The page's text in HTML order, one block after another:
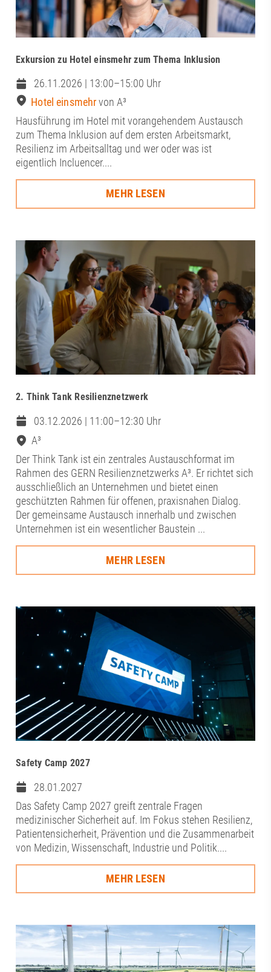
Exkursion zu Hotel einsmehr zum Thema Inklusion
26.11.2026 | 13:00–15:00 Uhr
Hotel einsmehrvon A³
Hausführung im Hotel mit vorangehendem Austausch
zum Thema Inklusion auf dem ersten Arbeitsmarkt,
Resilienz im Arbeitsalltag und wer oder was ist
eigentlich Incluencer....
MEHR LESEN
2. Think Tank Resilienznetzwerk
03.12.2026 | 11:00–12:30 Uhr
A³
Der Think Tank ist ein zentrales Austauschformat im
Rahmen des GERN Resilienznetzwerks A³. Er richtet sich
ausschließlich an Unternehmen und bietet einen
geschützten Rahmen für offenen, praxisnahen Dialog.
Der gemeinsame Austausch innerhalb und zwischen
Unternehmen ist ein wesentlicher Baustein ...
MEHR LESEN
Safety Camp 2027
28.01.2027
Das Safety Camp 2027 greift zentrale Fragen
medizinischer Sicherheit auf. Im Fokus stehen Resilienz,
Patientensicherheit, Prävention und die Zusammenarbeit
von Medizin, Wissenschaft, Industrie und Politik....
MEHR LESEN